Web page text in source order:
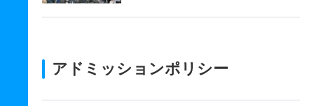
アドミッションポリシー